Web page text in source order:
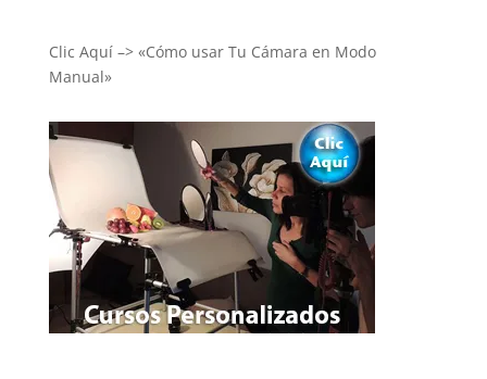
Clic Aquí –> «Cómo usar Tu Cámara en Modo
Manual»